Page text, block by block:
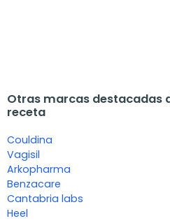
Otras marcas destacadas
receta
Couldina
Vagisil
Arkopharma
Benzacare
Cantabria labs
Heel